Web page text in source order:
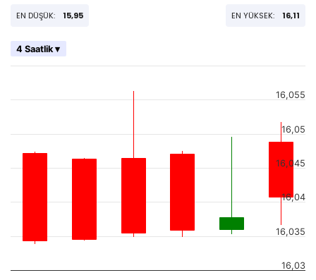
EN DÜŞÜK: 15,95 EN YÜKSEK: 16,11
4 Saatlik ▾
16,03
16,035
16,04
16,045
16,05
16,055